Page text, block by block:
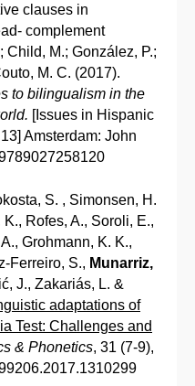
clauses in
complement
Child, M.; González, P.;
M. C. (2017).
to bilingualism in the
[Issues in Hispanic
Amsterdam: John
S. , Simonsen, H.
Rofes, A., Soroli, E.,
Grohmann, K. K.,
Ferreiro, S., Munarriz,
J., Zakariás, L. &
adaptations of
Test: Challenges and
& Phonetics, 31 (7-9),